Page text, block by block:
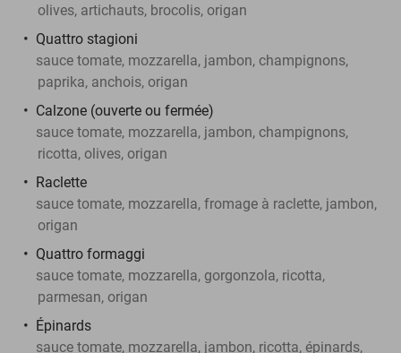
olives, artichauts, brocolis, origan
Quattro stagioni
sauce tomate, mozzarella, jambon, champignons,
paprika, anchois, origan
Calzone (ouverte ou fermée)
sauce tomate, mozzarella, jambon, champignons,
ricotta, olives, origan
Raclette
sauce tomate, mozzarella, fromage à raclette, jambon,
origan
Quattro formaggi
sauce tomate, mozzarella, gorgonzola, ricotta,
parmesan, origan
Épinards
sauce tomate, mozzarella, jambon, ricotta, épinards,